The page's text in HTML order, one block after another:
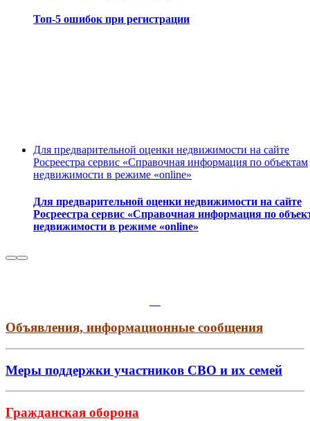
Топ-5 ошибок при регистрации
Для предварительной оценки недвижимости на сайте
Росреестра сервис «Справочная информация по объектам
недвижимости в режиме «online»
Для предварительной оценки недвижимости на сайте
Росреестра сервис «Справочная информация по
недвижимости в режиме «online»
Объявления, информационные сообщения
Меры поддержки участников СВО и их семей
Гражданская оборона